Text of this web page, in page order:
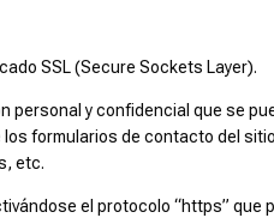
SSL (Secure Sockets Layer).
personal y confidencial que se
formularios de contacto del
etc.
el protocolo “https”